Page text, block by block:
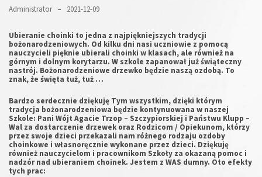
Administrator 2021-12-09
Ubieranie choinki to jedna z najpiękniejszych tradycji
bożonarodzeniowych. Od kilku dni nasi uczniowie z pomocą
nauczycieli pięknie ubierali choinki w klasach, ale również na
górnym i dolnym korytarzu. W szkole zapanował już świąteczny
nastrój. Bożonarodzeniowe drzewko będzie naszą ozdobą. To
znak, że święta tuż, tuż …
Bardzo serdecznie dziękuję Tym wszystkim, dzięki którym
tradycja bożonarodzeniowa będzie kontynuowana w naszej
Szkole: Pani Wójt Agacie Trzop – Szczypiorskiej i Państwu Klupp –
Wal za dostarczenie drzewek oraz Rodzicom / Opiekunom, którzy
przez swoje dzieci przekazali nam różnego rodzaju ozdoby
choinkowe i własnoręcznie wykonane przez dzieci. Dziękuję
również nauczycielom i pracownikom Szkoły za okazaną pomoc i
nadzór nad ubieraniem choinek. Jestem z WAS dumny. Oto efekty
tych prac: